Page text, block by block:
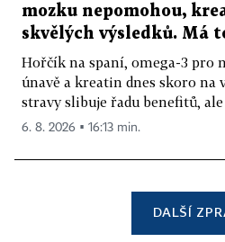
mozku nepomohou,
skvělých výsledků. Má
Hořčík na spaní, omega-3 pro
únavě a kreatin dnes skoro na
stravy slibuje řadu benefitů,
6. 8. 2026 ▪ 16:13 min.
DALŠÍ